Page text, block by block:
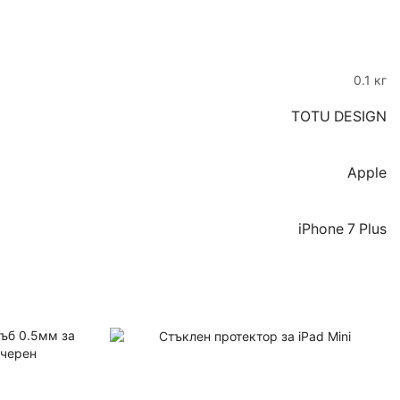
0.1 кг
TOTU DESIGN
Apple
iPhone 7 Plus